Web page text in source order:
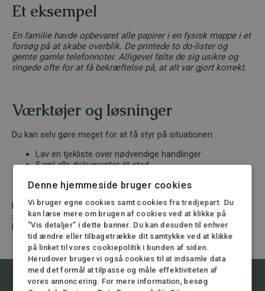
Et eksempel
En familie havde opbevaret alle papirer i en fysisk mappe i et
forsøg på at skabe overblik. De printede to do-lister og
gemte gamle telefonnoter. Alligevel følte de sig usikre og
ringede ofte for at få bekræftelse på, at alt var gjort korrekt.
Værktøjer og løsninger
Du kan selv gøre meget for at få styr på situationen:
Lav en tjekliste over nødvendige handlinger
Saml alle dokumenter ét sted
Og vigtigst: søg hjælp i tide
Har du mistet overblikket efter et dødsfald? Kontakt en
advokat med erfaring i dødsboer og få ro og struktur midt i
kaos. Vi er klar til at hjælpe dig hele vejen.
Denne hjemmeside bruger cookies
Vi bruger egne cookies samt cookies fra tredjepart. Du
kan læse mere om brugen af cookies ved at klikke på
”Vis detaljer” i dette banner. Du kan desuden til enhver
tid ændre eller tilbagetrække dit samtykke ved at klikke
på linket til vores cookiepolitik i bunden af siden.
Herudover bruger vi også cookies til at indsamle data
med det formål at tilpasse og måle effektiviteten af
vores annoncering. For mere information, besøg